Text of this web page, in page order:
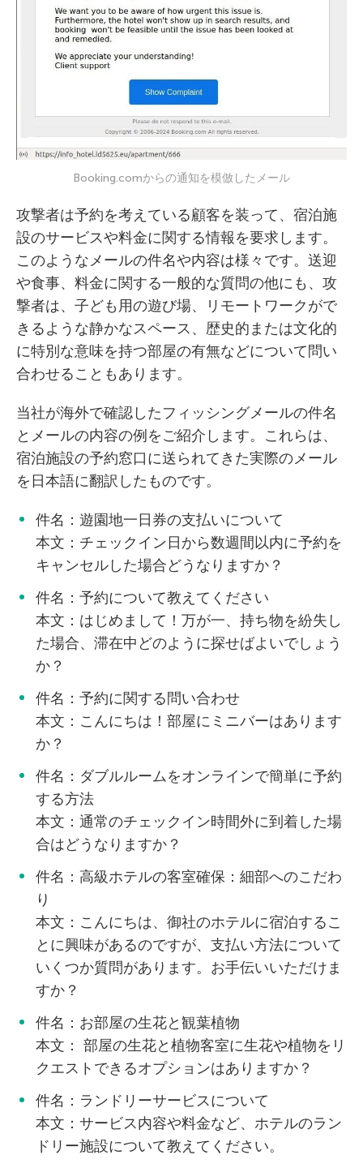
Booking.comからの通知を模倣したメール
攻撃者は予約を考えている顧客を装って、宿泊施
設のサービスや料金に関する情報を要求します。
このようなメールの件名や内容は様々です。送迎
や食事、料金に関する一般的な質問の他にも、攻
撃者は、子ども用の遊び場、リモートワークがで
きるような静かなスペース、歴史的または文化的
に特別な意味を持つ部屋の有無などについて問い
合わせることもあります。
当社が海外で確認したフィッシングメールの件名
とメールの内容の例をご紹介します。これらは、
宿泊施設の予約窓口に送られてきた実際のメール
を日本語に翻訳したものです。
件名：遊園地一日券の支払いについて
本文：チェックイン日から数週間以内に予約を
キャンセルした場合どうなりますか？
件名：予約について教えてください
本文：はじめまして！万が一、持ち物を紛失し
た場合、滞在中どのように探せばよいでしょう
か？
件名：予約に関する問い合わせ
本文：こんにちは！部屋にミニバーはあります
か？
件名：ダブルルームをオンラインで簡単に予約
する方法
本文：通常のチェックイン時間外に到着した場
合はどうなりますか？
件名：高級ホテルの客室確保：細部へのこだわ
り
本文：こんにちは、御社のホテルに宿泊するこ
とに興味があるのですが、支払い方法について
いくつか質問があります。お手伝いいただけま
すか？
件名：お部屋の生花と観葉植物
本文： 部屋の生花と植物客室に生花や植物をリ
クエストできるオプションはありますか？
件名：ランドリーサービスについて
本文：サービス内容や料金など、ホテルのラン
ドリー施設について教えてください。